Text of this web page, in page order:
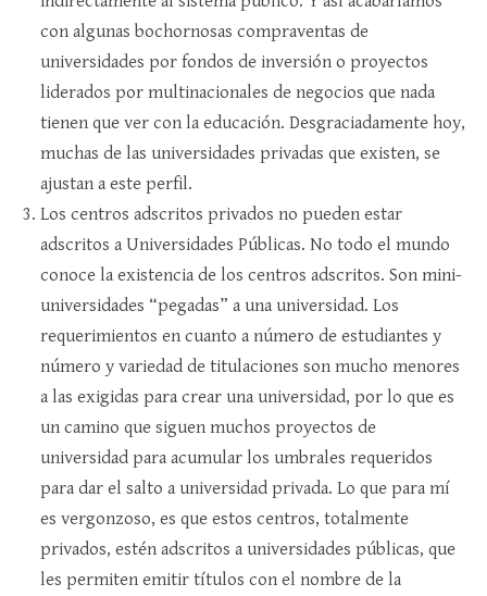
con algunas bochornosas compraventas de
universidades por fondos de inversión o proyectos
liderados por multinacionales de negocios que nada
tienen que ver con la educación. Desgraciadamente hoy,
muchas de las universidades privadas que existen, se
ajustan a este perfil.
Los centros adscritos privados no pueden estar
adscritos a Universidades Públicas. No todo el mundo
conoce la existencia de los centros adscritos. Son mini-
universidades “pegadas” a una universidad. Los
requerimientos en cuanto a número de estudiantes y
número y variedad de titulaciones son mucho menores
a las exigidas para crear una universidad, por lo que es
un camino que siguen muchos proyectos de
universidad para acumular los umbrales requeridos
para dar el salto a universidad privada. Lo que para mí
es vergonzoso, es que estos centros, totalmente
privados, estén adscritos a universidades públicas, que
les permiten emitir títulos con el nombre de la